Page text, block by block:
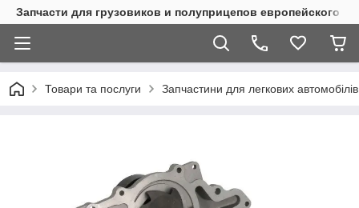
Запчасти для грузовиков и полуприцепов европейского
Товари та послуги Запчастини для легкових автомобілів